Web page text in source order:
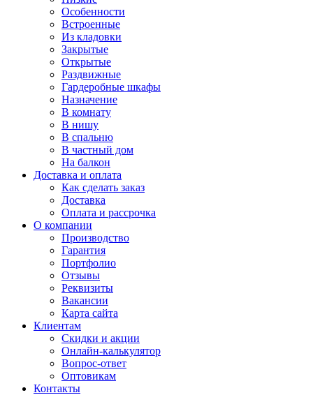
Особенности
Встроенные
Из кладовки
Закрытые
Открытые
Раздвижные
Гардеробные шкафы
Назначение
В комнату
В нишу
В спальню
В частный дом
На балкон
Доставка и оплата
Как сделать заказ
Доставка
Оплата и рассрочка
О компании
Производство
Гарантия
Портфолио
Отзывы
Реквизиты
Вакансии
Карта сайта
Клиентам
Скидки и акции
Онлайн-калькулятор
Вопрос-ответ
Оптовикам
Контакты